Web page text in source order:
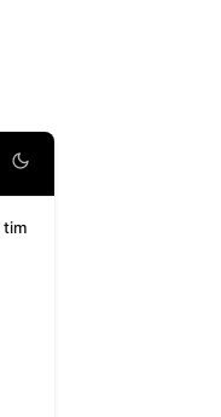
tim